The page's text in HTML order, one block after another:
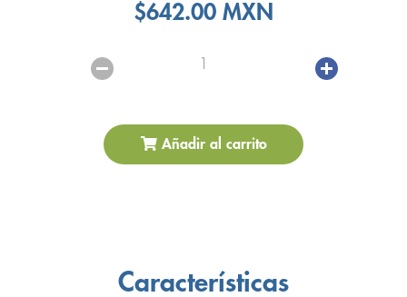
$642.00 MXN
1
Añadir al carrito
Características